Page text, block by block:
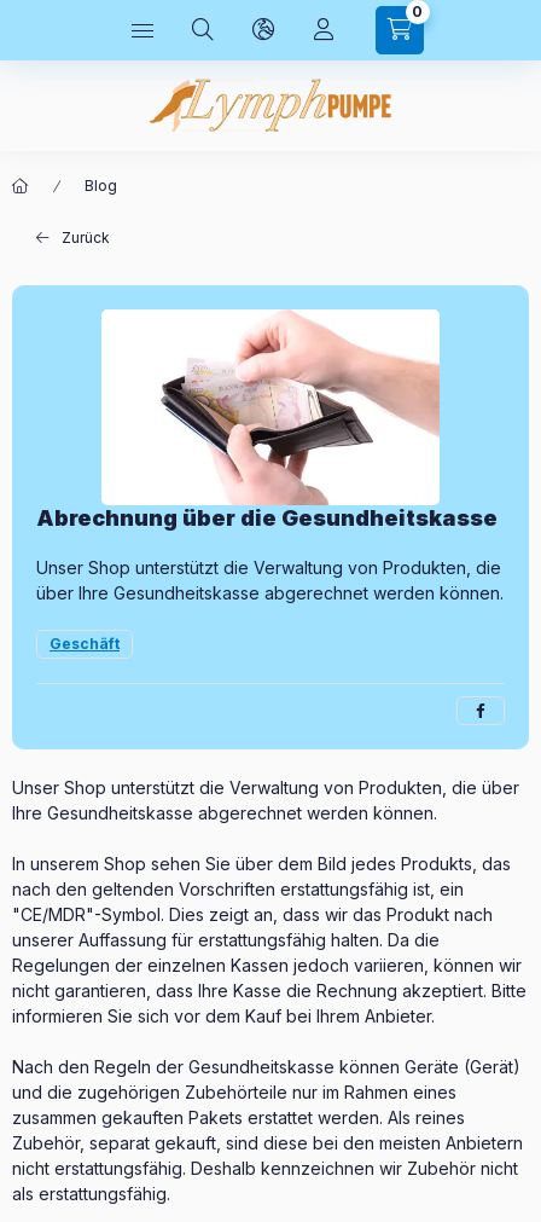
0
Blog
Zurück
Abrechnung über die Gesundheitskasse
Unser Shop unterstützt die Verwaltung von Produkten, die
über Ihre Gesundheitskasse abgerechnet werden können.
Geschäft
Unser Shop unterstützt die Verwaltung von Produkten, die über
Ihre Gesundheitskasse abgerechnet werden können.
In unserem Shop sehen Sie über dem Bild jedes Produkts, das
nach den geltenden Vorschriften erstattungsfähig ist, ein
"CE/MDR"-Symbol. Dies zeigt an, dass wir das Produkt nach
unserer Auffassung für erstattungsfähig halten. Da die
Regelungen der einzelnen Kassen jedoch variieren, können wir
nicht garantieren, dass Ihre Kasse die Rechnung akzeptiert. Bitte
informieren Sie sich vor dem Kauf bei Ihrem Anbieter.
Nach den Regeln der Gesundheitskasse können Geräte (Gerät)
und die zugehörigen Zubehörteile nur im Rahmen eines
zusammen gekauften Pakets erstattet werden. Als reines
Zubehör, separat gekauft, sind diese bei den meisten Anbietern
nicht erstattungsfähig. Deshalb kennzeichnen wir Zubehör nicht
als erstattungsfähig.